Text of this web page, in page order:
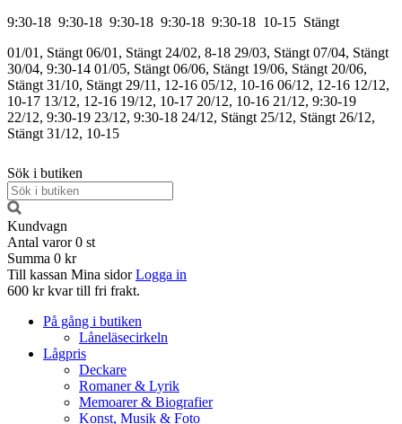
9:30-18 9:30-18 9:30-18 9:30-18 9:30-18 10-15 Stängt
01/01, Stängt 06/01, Stängt 24/02, 8-18 29/03, Stängt 07/04, Stängt
30/04, 9:30-14 01/05, Stängt 06/06, Stängt 19/06, Stängt 20/06,
Stängt 31/10, Stängt 29/11, 12-16 05/12, 10-16 06/12, 12-16 12/12,
10-17 13/12, 12-16 19/12, 10-17 20/12, 10-16 21/12, 9:30-19
22/12, 9:30-19 23/12, 9:30-18 24/12, Stängt 25/12, Stängt 26/12,
Stängt 31/12, 10-15
Sök i butiken
Kundvagn
Antal varor 0 st
Summa 0 kr
Till kassan Mina sidor Logga in
600 kr kvar till fri frakt.
På gång i butiken
Låneläsecirkeln
Lågpris
Deckare
Romaner & Lyrik
Memoarer & Biografier
Konst, Musik & Foto